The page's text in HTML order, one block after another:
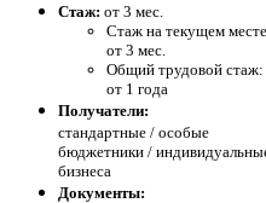
Стаж: от 3 мес.
Стаж на текущем
от 3 мес.
Общий трудовой стаж:
от 1 года
Получатели:
стандартные / особые
бюджетники /
бизнеса
Документы: